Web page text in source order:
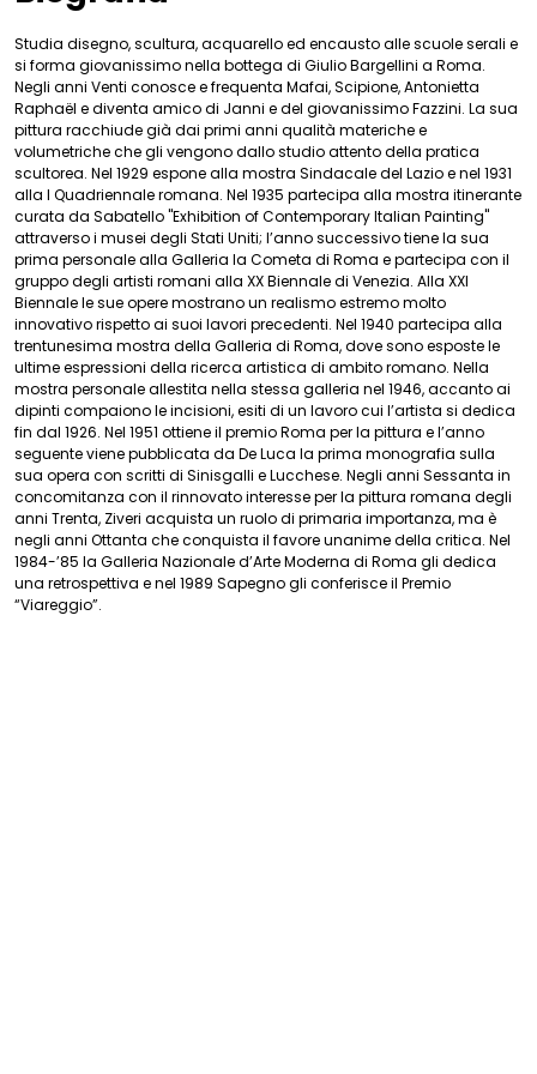
Studia disegno, scultura, acquarello ed encausto alle scuole serali e
si forma giovanissimo nella bottega di Giulio Bargellini a Roma.
Negli anni Venti conosce e frequenta Mafai, Scipione, Antonietta
Raphaël e diventa amico di Janni e del giovanissimo Fazzini. La sua
pittura racchiude già dai primi anni qualità materiche e
volumetriche che gli vengono dallo studio attento della pratica
scultorea. Nel 1929 espone alla mostra Sindacale del Lazio e nel 1931
alla I Quadriennale romana. Nel 1935 partecipa alla mostra itinerante
curata da Sabatello "Exhibition of Contemporary Italian Painting"
attraverso i musei degli Stati Uniti; l’anno successivo tiene la sua
prima personale alla Galleria la Cometa di Roma e partecipa con il
gruppo degli artisti romani alla XX Biennale di Venezia. Alla XXI
Biennale le sue opere mostrano un realismo estremo molto
innovativo rispetto ai suoi lavori precedenti. Nel 1940 partecipa alla
trentunesima mostra della Galleria di Roma, dove sono esposte le
ultime espressioni della ricerca artistica di ambito romano. Nella
mostra personale allestita nella stessa galleria nel 1946, accanto ai
dipinti compaiono le incisioni, esiti di un lavoro cui l’artista si dedica
fin dal 1926. Nel 1951 ottiene il premio Roma per la pittura e l’anno
seguente viene pubblicata da De Luca la prima monografia sulla
sua opera con scritti di Sinisgalli e Lucchese. Negli anni Sessanta in
concomitanza con il rinnovato interesse per la pittura romana degli
anni Trenta, Ziveri acquista un ruolo di primaria importanza, ma è
negli anni Ottanta che conquista il favore unanime della critica. Nel
1984-’85 la Galleria Nazionale d’Arte Moderna di Roma gli dedica
una retrospettiva e nel 1989 Sapegno gli conferisce il Premio
“Viareggio”.